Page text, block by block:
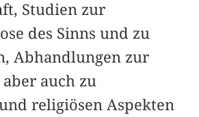
Studien zur
des Sinns und zu
Abhandlungen zur
auch zu
religiösen Aspekten